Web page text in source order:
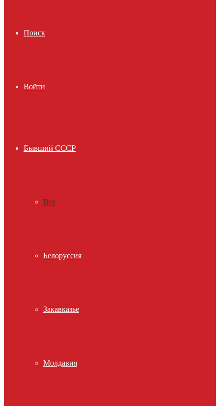
Поиск
Войти
Бывший СССР
Все
Белоруссия
Закавказье
Молдавия